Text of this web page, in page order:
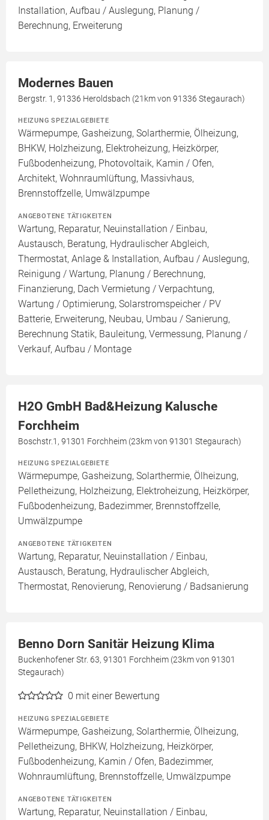
Installation, Aufbau / Auslegung, Planung /
Berechnung, Erweiterung
Modernes Bauen
Bergstr. 1, 91336 Heroldsbach (21km von 91336 Stegaurach)
HEIZUNG SPEZIALGEBIETE
Wärmepumpe, Gasheizung, Solarthermie, Ölheizung,
BHKW, Holzheizung, Elektroheizung, Heizkörper,
Fußbodenheizung, Photovoltaik, Kamin / Ofen,
Architekt, Wohnraumlüftung, Massivhaus,
Brennstoffzelle, Umwälzpumpe
ANGEBOTENE TÄTIGKEITEN
Wartung, Reparatur, Neuinstallation / Einbau,
Austausch, Beratung, Hydraulischer Abgleich,
Thermostat, Anlage & Installation, Aufbau / Auslegung,
Reinigung / Wartung, Planung / Berechnung,
Finanzierung, Dach Vermietung / Verpachtung,
Wartung / Optimierung, Solarstromspeicher / PV
Batterie, Erweiterung, Neubau, Umbau / Sanierung,
Berechnung Statik, Bauleitung, Vermessung, Planung /
Verkauf, Aufbau / Montage
H2O GmbH Bad&Heizung Kalusche
Forchheim
Boschstr.1, 91301 Forchheim (23km von 91301 Stegaurach)
HEIZUNG SPEZIALGEBIETE
Wärmepumpe, Gasheizung, Solarthermie, Ölheizung,
Pelletheizung, Holzheizung, Elektroheizung, Heizkörper,
Fußbodenheizung, Badezimmer, Brennstoffzelle,
Umwälzpumpe
ANGEBOTENE TÄTIGKEITEN
Wartung, Reparatur, Neuinstallation / Einbau,
Austausch, Beratung, Hydraulischer Abgleich,
Thermostat, Renovierung, Renovierung / Badsanierung
Benno Dorn Sanitär Heizung Klima
Buckenhofener Str. 63, 91301 Forchheim (23km von 91301
Stegaurach)
0 mit einer Bewertung
HEIZUNG SPEZIALGEBIETE
Wärmepumpe, Gasheizung, Solarthermie, Ölheizung,
Pelletheizung, BHKW, Holzheizung, Heizkörper,
Fußbodenheizung, Kamin / Ofen, Badezimmer,
Wohnraumlüftung, Brennstoffzelle, Umwälzpumpe
ANGEBOTENE TÄTIGKEITEN
Wartung, Reparatur, Neuinstallation / Einbau,